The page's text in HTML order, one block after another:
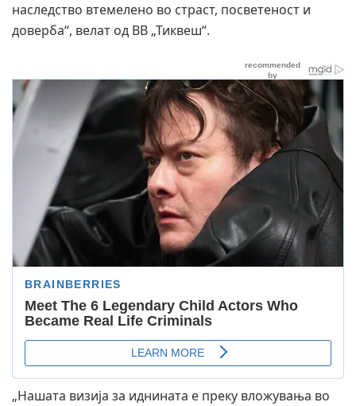
наследство втемелено во страст, посветеност и
доверба“, велат од ВВ „Тиквеш“.
„Нашата визија за иднината е преку вложувања во